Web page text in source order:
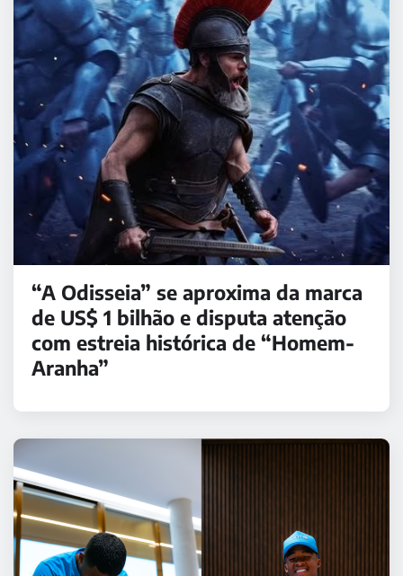
“A Odisseia” se aproxima da marca
de US$ 1 bilhão e disputa atenção
com estreia histórica de “Homem-
Aranha”